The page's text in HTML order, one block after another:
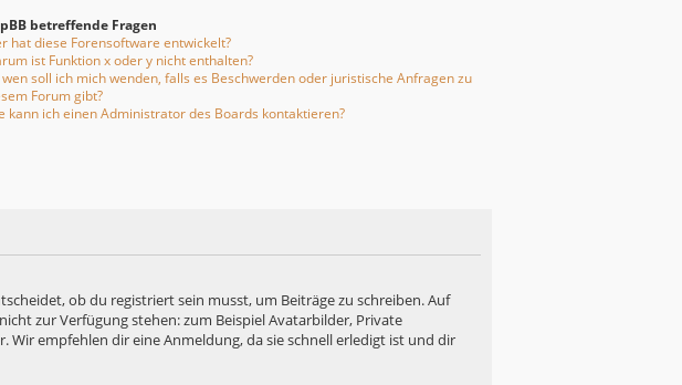
betreffende Fragen
hat diese Forensoftware entwickelt?
ist Funktion x oder y nicht enthalten?
wen soll ich mich wenden, falls es Beschwerden oder juristische Anfragen zu
Forum gibt?
kann ich einen Administrator des Boards kontaktieren?
ob du registriert sein musst, um Beiträge zu schreiben. Auf
zur Verfügung stehen: zum Beispiel Avatarbilder, Private
empfehlen dir eine Anmeldung, da sie schnell erledigt ist und dir